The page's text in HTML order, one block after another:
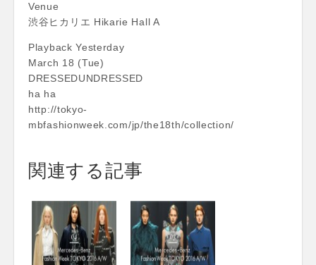
Venue
渋谷ヒカリエ Hikarie Hall A
Playback Yesterday
March 18 (Tue)
DRESSEDUNDRESSED
ha ha
http://tokyo-
mbfashionweek.com/jp/the18th/collection/
関連する記事